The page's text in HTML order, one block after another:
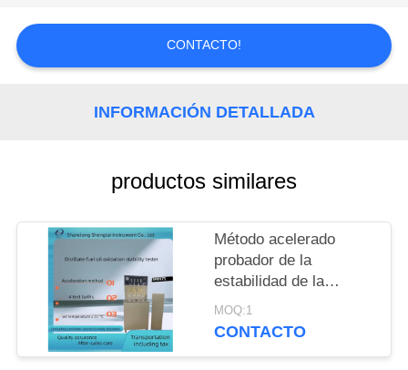
PIDA
UNA
PRIVACY
POLICY
CONTACTO!
INFORMACIÓN DETALLADA
productos similares
Método acelerado
probador de la
estabilidad de la
oxidación del aceite
combustible del
MOQ:1
CONTACTO